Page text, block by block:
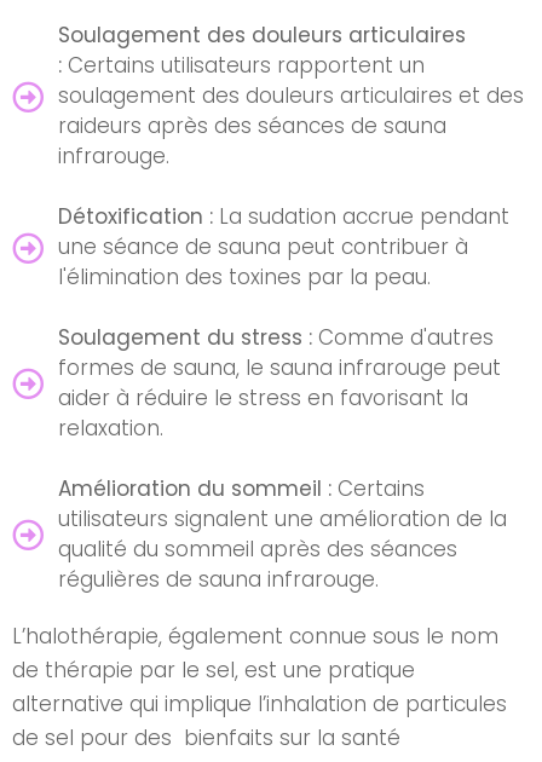
Soulagement des douleurs articulaires
:Certains utilisateurs rapportent un
soulagement des douleurs articulaires et des
raideurs après des séances de sauna
infrarouge.
Détoxification :La sudation accrue pendant
une séance de sauna peut contribuer à
l'élimination des toxines par la peau.
Soulagement du stress :Comme d'autres
formes de sauna, le sauna infrarouge peut
aider à réduire le stress en favorisant la
relaxation.
Amélioration du sommeil :Certains
utilisateurs signalent une amélioration de la
qualité du sommeil après des séances
régulières de sauna infrarouge.
L’halothérapie, également connue sous le nom
de thérapie par le sel, est une pratique
alternative qui implique l’inhalation de particules
de sel pour des bienfaits sur la santé